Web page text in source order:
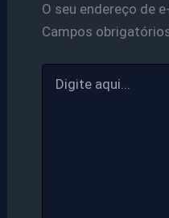
O seu endereço de
Campos
aqui...